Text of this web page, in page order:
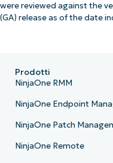
were reviewed against the
(GA) release as of the date
Prodotti
NinjaOne RMM
NinjaOne Endpoint
NinjaOne Patch
NinjaOne Remote